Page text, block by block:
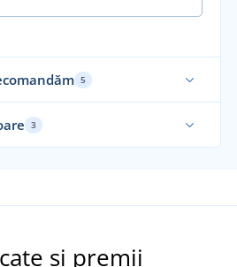
5
3
și premii